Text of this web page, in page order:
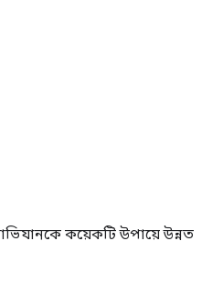
কয়েকটি উপায়ে উন্নত